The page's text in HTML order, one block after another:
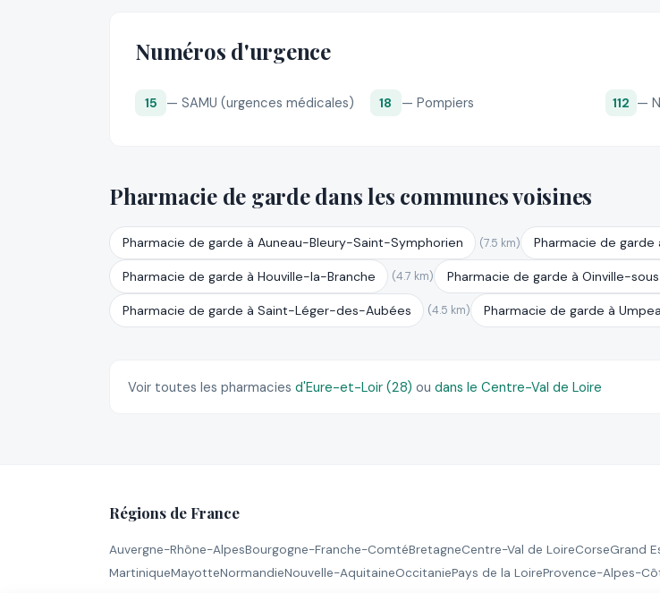
Numéros d'urgence
15 — SAMU (urgences médicales) 18 — Pompiers 112 —
Pharmacie de garde dans les communes voisines
Pharmacie de garde à Auneau-Bleury-Saint-Symphorien (7.5 km) Pharmacie de garde
Pharmacie de garde à Houville-la-Branche (4.7 km) Pharmacie de garde à Oinville-
Pharmacie de garde à Saint-Léger-des-Aubées (4.5 km) Pharmacie de garde à
Voir toutes les pharmacies d'Eure-et-Loir (28) ou dans le Centre-Val de Loire
Régions de France
Auvergne-Rhône-AlpesBourgogne-Franche-ComtéBretagneCentre-Val de LoireCorseGrand
MartiniqueMayotteNormandieNouvelle-AquitaineOccitaniePays de la LoireProvence-Alpes-